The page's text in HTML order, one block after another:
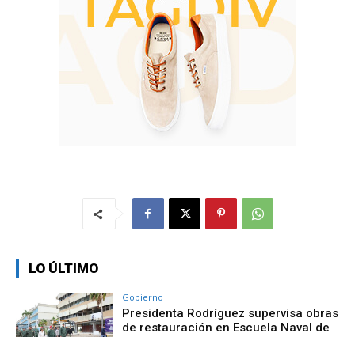
LO ÚLTIMO
Gobierno
Presidenta Rodríguez supervisa obras
de restauración en Escuela Naval de